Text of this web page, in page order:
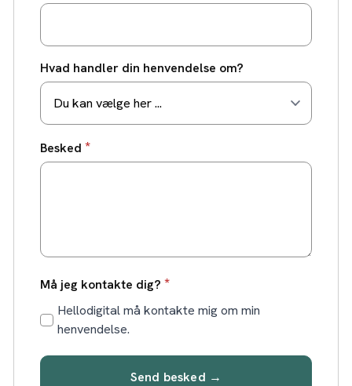
Hvad handler din henvendelse om?
Besked *
Må jeg kontakte dig? *
Hellodigital må kontakte mig om min
henvendelse.
Send besked →